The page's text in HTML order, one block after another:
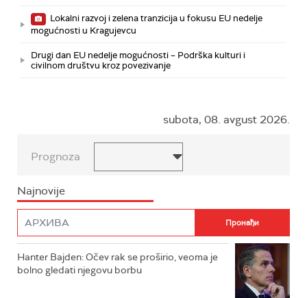
Lokalni razvoj i zelena tranzicija u fokusu EU nedelje
mogućnosti u Kragujevcu
Drugi dan EU nedelje mogućnosti – Podrška kulturi i
civilnom društvu kroz povezivanje
subota, 08. avgust 2026.
Prognoza
Najnovije
Hanter Bajden: Očev rak se proširio, veoma je
bolno gledati njegovu borbu